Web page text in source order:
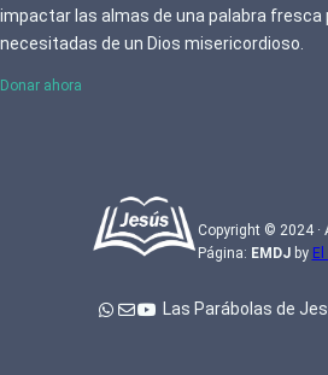
impactar las almas de una palabra fresca
necesitadas de un Dios misericordioso.
Donar ahora
Copyright © 2024 ·
Página: EMDJby
Las Parábolas de